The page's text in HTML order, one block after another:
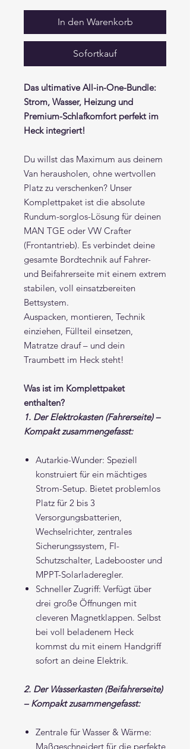
In den Warenkorb
Sofortkauf
Das ultimative All-in-One-Bundle:
Strom, Wasser, Heizung und
Premium-Schlafkomfort perfekt im
Heck integriert!
Du willst das Maximum aus deinem
Van herausholen, ohne wertvollen
Platz zu verschenken? Unser
Komplettpaket ist die absolute
Rundum-sorglos-Lösung für deinen
MAN TGE oder VW Crafter
(Frontantrieb). Es verbindet deine
gesamte Bordtechnik auf Fahrer-
und Beifahrerseite mit einem extrem
stabilen, voll einsatzbereiten
Bettsystem.
Auspacken, montieren, Technik
einziehen, Füllteil einsetzen,
Matratze drauf – und dein
Traumbett im Heck steht!
Was ist im Komplettpaket
enthalten?
1. Der Elektrokasten (Fahrerseite) –
Kompakt zusammengefasst:
Autarkie-Wunder: Speziell
konstruiert für ein mächtiges
Strom-Setup. Bietet problemlos
Platz für 2 bis 3
Versorgungsbatterien,
Wechselrichter, zentrales
Sicherungssystem, FI-
Schutzschalter, Ladebooster und
MPPT-Solarladeregler.
Schneller Zugriff: Verfügt über
drei große Öffnungen mit
cleveren Magnetklappen. Selbst
bei voll beladenem Heck
kommst du mit einem Handgriff
sofort an deine Elektrik.
2. Der Wasserkasten (Beifahrerseite)
– Kompakt zusammengefasst:
Zentrale für Wasser & Wärme:
Maßgeschneidert für die perfekte